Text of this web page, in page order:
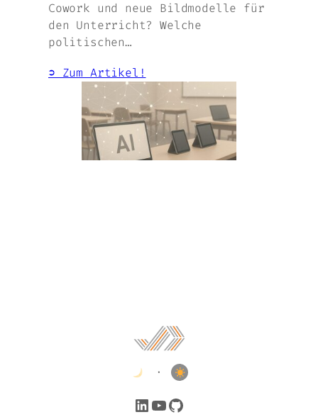
Cowork und neue Bildmodelle für
den Unterricht? Welche
politischen…
➲ Zum Artikel!
•
LinkedIn YouTube GitHub